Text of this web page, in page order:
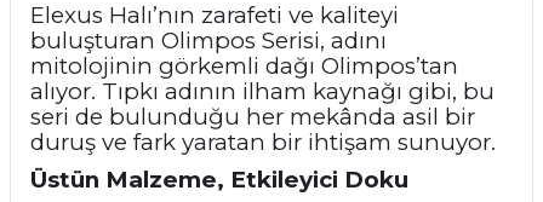
Elexus Halı’nın zarafeti ve kaliteyi
buluşturan Olimpos Serisi, adını
mitolojinin görkemli dağı Olimpos’tan
alıyor. Tıpkı adının ilham kaynağı gibi, bu
seri de bulunduğu her mekânda asil bir
duruş ve fark yaratan bir ihtişam sunuyor.
Üstün Malzeme, Etkileyici Doku